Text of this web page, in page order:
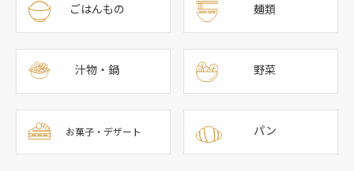
ごはんもの 麺類
汁物・鍋 野菜
お菓子・デザート パン